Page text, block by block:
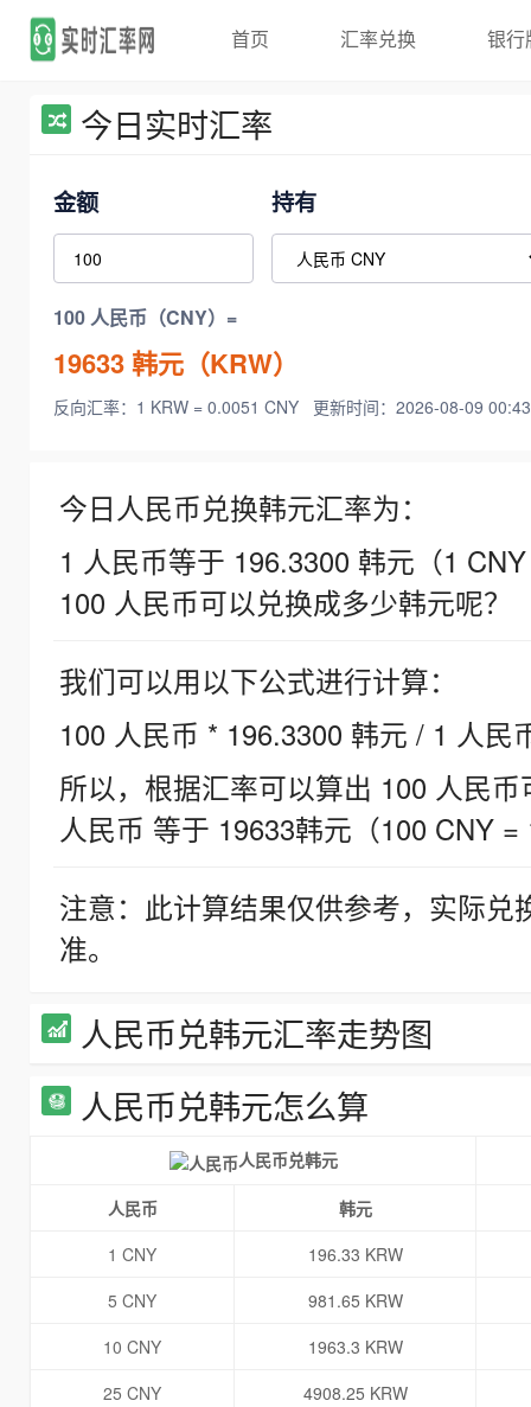
首页 汇率兑换 银行
今日实时汇率
金额 持有
100 人民币（CNY）=
19633韩元（KRW）
反向汇率：1 KRW = 0.0051 CNY 更新时间：2026-08-09
今日人民币兑换韩元汇率为：
1 人民币等于 196.3300 韩元（1
100 人民币可以兑换成多少韩元呢？
我们可以用以下公式进行计算：
100 人民币 * 196.3300 韩元 / 1 人民
所以，根据汇率可以算出 100 人民
人民币 等于 19633韩元（100 CNY =
注意：此计算结果仅供参考，实际
准。
人民币兑韩元汇率走势图
人民币兑韩元怎么算
人民币兑韩元
人民币
韩元
1 CNY
196.33 KRW
5 CNY
981.65 KRW
10 CNY
1963.3 KRW
25 CNY
4908.25 KRW